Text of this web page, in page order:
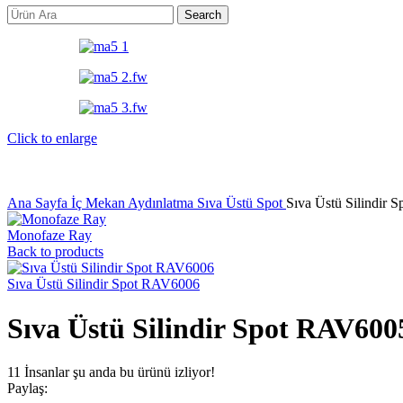
Search
Click to enlarge
Ana Sayfa İç Mekan Aydınlatma Sıva Üstü Spot Sıva Üstü Silindir
Monofaze Ray
Back to products
Sıva Üstü Silindir Spot RAV6006
Sıva Üstü Silindir Spot
11 İnsanlar şu anda bu ürünü izliyor!
Paylaş: